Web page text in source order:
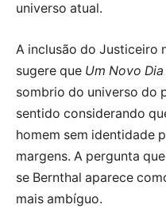
universo atual.
A inclusão do Justiceiro
sugere que Um Novo Dia
sombrio do universo do
sentido considerando
homem sem identidade
margens. A pergunta
se Bernthal aparece
mais ambíguo.